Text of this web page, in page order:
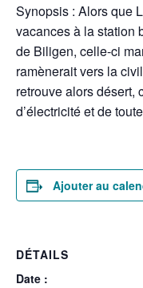
Synopsis : Alors que
vacances à la station
de Biligen, celle-ci
ramènerait vers la
retrouve alors désert,
d’électricité et de
Ajouter au
DÉTAILS
Date :